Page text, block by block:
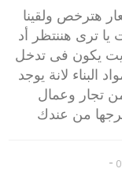
هترخص ولقينا
ترى هننتظر أد
سنة كمانيا ريت يكون فى تدخل
لانة يوجد
تجار وعمال
من عندك
-